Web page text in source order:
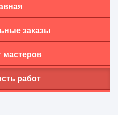
заказы
мастеров
работ